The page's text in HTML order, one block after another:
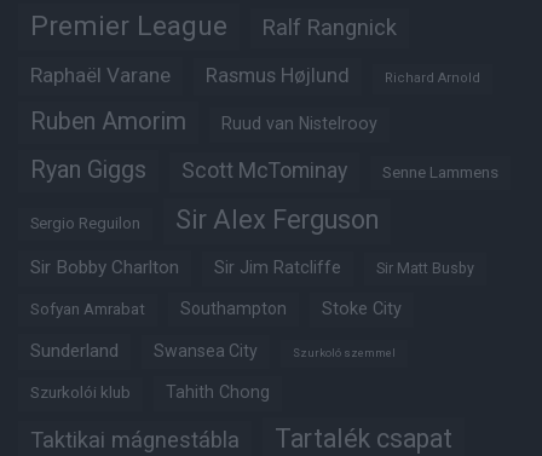
Premier League Ralf Rangnick
Raphaël Varane Rasmus Højlund Richard Arnold
Ruben Amorim Ruud van Nistelrooy
Ryan Giggs Scott McTominay Senne Lammens
Sergio Reguilon Sir Alex Ferguson
Sir Bobby Charlton Sir Jim Ratcliffe Sir Matt Busby
Sofyan Amrabat Southampton Stoke City
Sunderland Swansea City Szurkoló szemmel
Szurkolói klub Tahith Chong
Taktikai mágnestábla Tartalék csapat